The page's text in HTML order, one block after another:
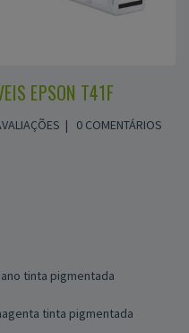
EPSON T41F
| 0 COMENTÁRIOS
tinta pigmentada
tinta pigmentada